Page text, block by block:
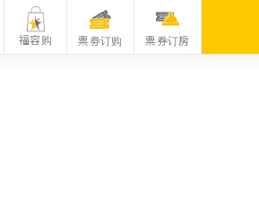
福容购 票劵订购 票券订房